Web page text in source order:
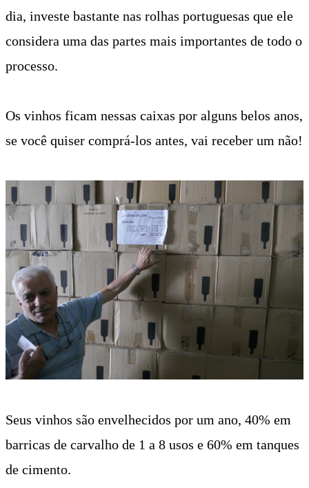
dia, investe bastante nas rolhas portuguesas que ele
considera uma das partes mais importantes de todo o
processo.
Os vinhos ficam nessas caixas por alguns belos anos,
se você quiser comprá-los antes, vai receber um não!
Seus vinhos são envelhecidos por um ano, 40% em
barricas de carvalho de 1 a 8 usos e 60% em tanques
de cimento.